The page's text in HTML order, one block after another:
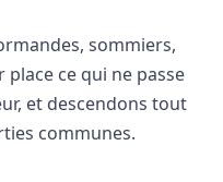
sommiers,
ce qui ne passe
et descendons tout
communes.